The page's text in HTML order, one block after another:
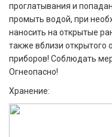
проглатывания и
промыть водой, при
наносить на открытые
также вблизи открытого
приборов! Соблюдать
Огнеопасно!
Хранение: